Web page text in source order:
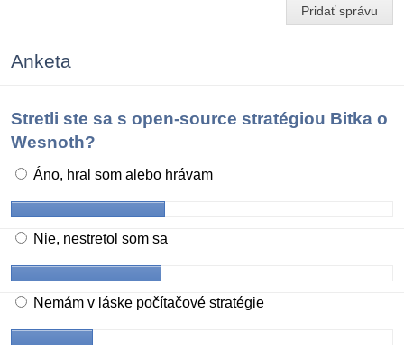
Pridať správu
Anketa
Stretli ste sa s open-source stratégiou Bitka o
Wesnoth?
Áno, hral som alebo hrávam
Nie, nestretol som sa
Nemám v láske počítačové stratégie